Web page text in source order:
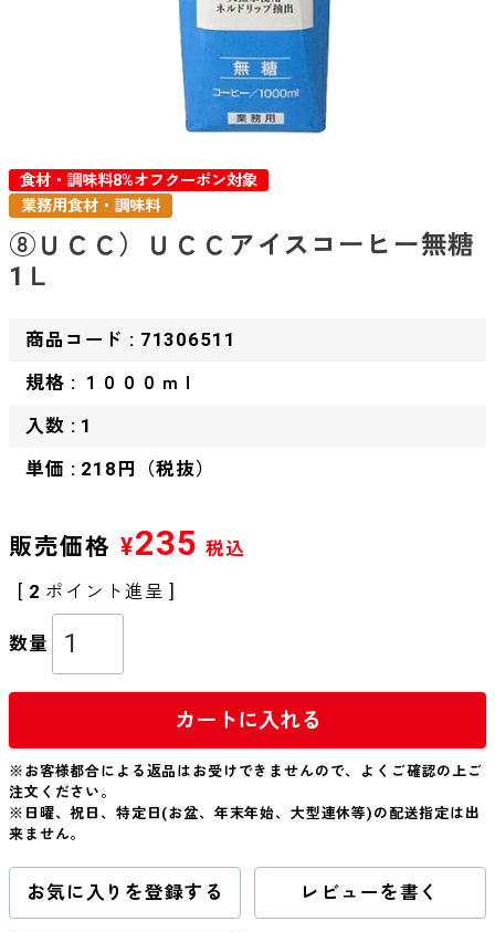
食材・調味料8%オフクーポン対象
業務用食材・調味料
⑧ＵＣＣ）ＵＣＣアイスコーヒー無糖
1Ｌ
商品コード : 71306511
規格 : １０００ｍｌ
入数 : 1
単価 : 218円（税抜）
販売価格 ¥235 税込
[ 2 ポイント進呈 ]
カートに入れる
※お客様都合による返品はお受けできませんので、よくご確認の上ご
注文ください。
※日曜、祝日、特定日(お盆、年末年始、大型連休等)の配送指定は出
来ません。
お気に入りを登録する レビューを書く